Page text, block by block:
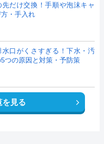
先だけ交換！手順や泡沫キャ
・手入れ
水口がくさすぎる！下水・汚
つの原因と対策・予防策
を見る